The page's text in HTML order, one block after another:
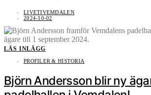
LIVETIVEMDALEN
2024-10-02
LÄS INLÄGG
PROFILER & HISTORIA
Björn Andersson blir ny